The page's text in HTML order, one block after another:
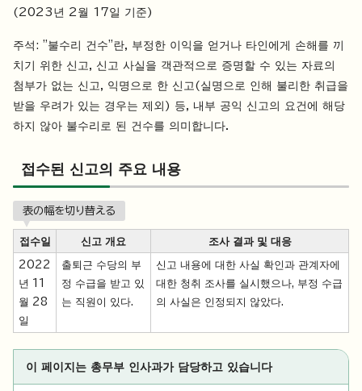
(2023년 2월 17일 기준)
주석: "불수리 건수"란, 부정한 이익을 얻거나 타인에게 손해를 끼
치기 위한 신고, 신고 사실을 객관적으로 증명할 수 있는 자료의
첨부가 없는 신고, 익명으로 한 신고(실명으로 인해 불리한 취급을
받을 우려가 있는 경우는 제외) 등, 내부 공익 신고의 요건에 해당
하지 않아 불수리로 된 건수를 의미합니다.
접수된 신고의 주요 내용
表の幅を切り替える
접수일 신고 개요 조사 결과 및 대응
2022
년 11
월 28
일
출퇴근 수당의 부
정 수급을 받고 있
는 직원이 있다.
신고 내용에 대한 사실 확인과 관계자에
대한 청취 조사를 실시했으나, 부정 수급
의 사실은 인정되지 않았다.
이 페이지는 총무부 인사과가 담당하고 있습니다